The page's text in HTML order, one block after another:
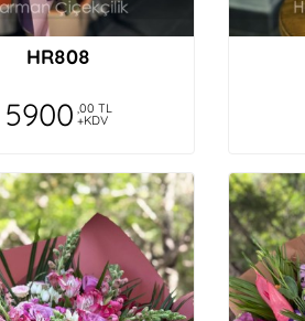
HR808
5900 ,00 TL
+KDV